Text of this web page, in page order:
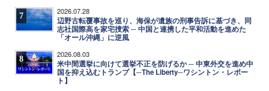
7 2026.07.28
辺野古転覆事故を巡り、海保が遺族の刑事告訴に基づき、同
志社国際高を家宅捜索 ─ 中国と連携した平和活動を進めた
「オール沖縄」に逆風
8 2026.08.03
米中間選挙に向けて選挙不正を防げるか ─ 中東外交を進め中
国を抑え込むトランプ【─The Liberty─ワシントン・レポー
ト】